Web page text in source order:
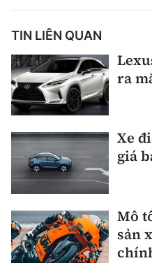
TIN LIÊN QUAN
ra
Xe
giá
Mô
sản